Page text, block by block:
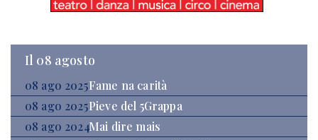
Il 08 agosto
08 ago 2025Fame na carità
08 ago 2025Pieve del 5Grappa
08 ago 2024Mai dire mais